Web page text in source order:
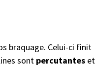
braquage. Celui-ci finit
sont percutantes et